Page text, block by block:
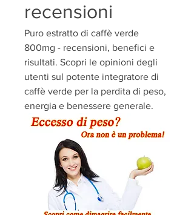
recensioni
Puro estratto di caffè verde
800mg - recensioni, benefici e
risultati. Scopri le opinioni degli
utenti sul potente integratore di
caffè verde per la perdita di peso,
energia e benessere generale.